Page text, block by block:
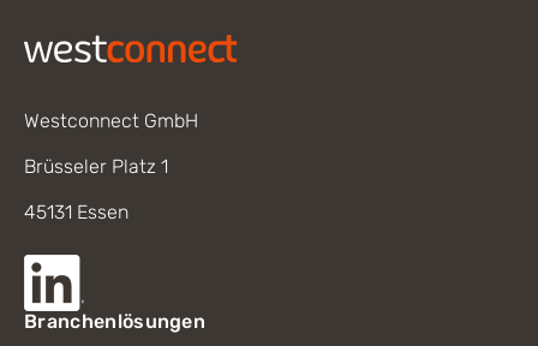
Westconnect GmbH
Brüsseler Platz 1
45131 Essen
Branchenlösungen